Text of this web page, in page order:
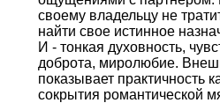
своему владельцу не
найти свое истинное
И - тонкая духовность,
доброта, миролюбие.
показывает практичность
сокрытия романтической